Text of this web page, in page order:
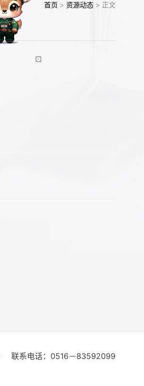
首页> 资源动态> 正文
联系电话：0516－83592099